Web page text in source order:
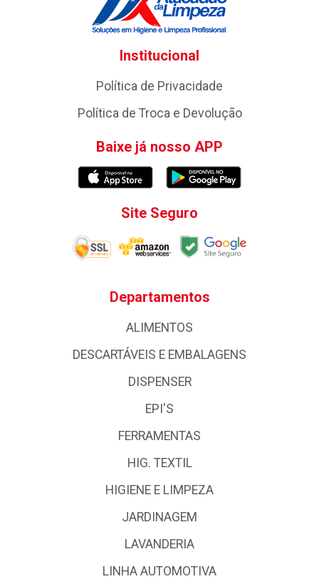
Institucional
Política de Privacidade
Política de Troca e Devolução
Baixe já nosso APP
Site Seguro
Departamentos
ALIMENTOS
DESCARTÁVEIS E EMBALAGENS
DISPENSER
EPI'S
FERRAMENTAS
HIG. TEXTIL
HIGIENE E LIMPEZA
JARDINAGEM
LAVANDERIA
LINHA AUTOMOTIVA